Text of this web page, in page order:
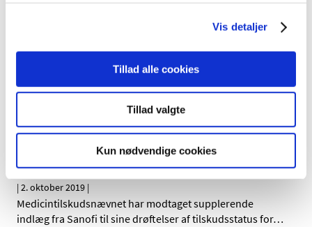
Vis detaljer
Tillad alle cookies
Tillad valgte
Kun nødvendige cookies
hos kvinder får ikke generelt eller generelt
indeholder østrogen+bazedoxifen, ikke skal have…
Supplerende bidrag til revurdering af
tilskudsstatus for medicin til behandling af
diabetes
| 2. oktober 2019 |
Medicintilskudsnævnet har modtaget supplerende
indlæg fra Sanofi til sine drøftelser af tilskudsstatus for…